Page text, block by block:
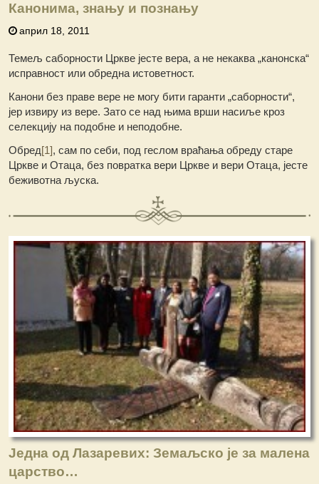
Канонима, знању и познању
април 18, 2011
Темељ саборности Цркве јесте вера, а не некаква „канонска“
исправност или обредна истоветност.
Канони без праве вере не могу бити гаранти „саборности“,
јер извиру из вере. Зато се над њима врши насиље кроз
селекцију на подобне и неподобне.
Обред[1], сам по себи, под геслом враћања обреду старе
Цркве и Отаца, без повратка вери Цркве и вери Отаца, јесте
беживотна љуска.
Једна од Лазаревих: Земаљско је за малена
царство…